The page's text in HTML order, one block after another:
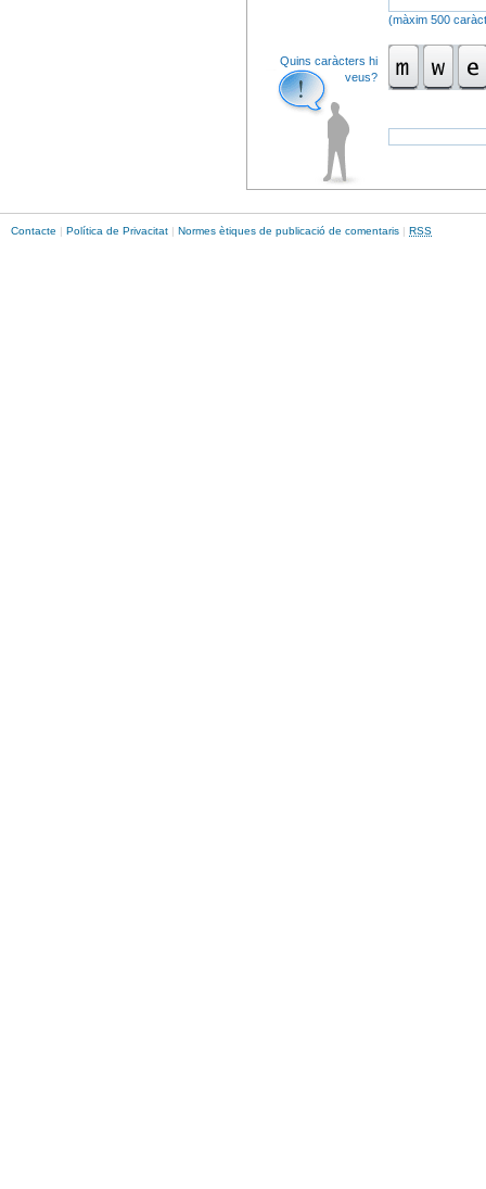
(màxim 500
Quins caràcters hi
veus?
Contacte | Política de Privacitat | Normes ètiques de publicació de comentaris | RSS